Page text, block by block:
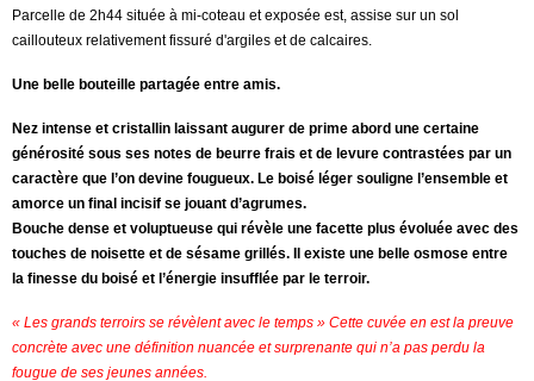
Parcelle de 2h44 située à mi-coteau et exposée est, assise sur un sol
caillouteux relativement fissuré d'argiles et de calcaires.
Une belle bouteille partagée entre amis.
Nez intense et cristallin laissant augurer de prime abord une certaine
générosité sous ses notes de beurre frais et de levure contrastées par un
caractère que l’on devine fougueux. Le boisé léger souligne l’ensemble et
amorce un final incisif se jouant d’agrumes.
Bouche dense et voluptueuse qui révèle une facette plus évoluée avec des
touches de noisette et de sésame grillés. Il existe une belle osmose entre
la finesse du boisé et l’énergie insufflée par le terroir.
« Les grands terroirs se révèlent avec le temps » Cette cuvée en est la preuve
concrète avec une définition nuancée et surprenante qui n’a pas perdu la
fougue de ses jeunes années.